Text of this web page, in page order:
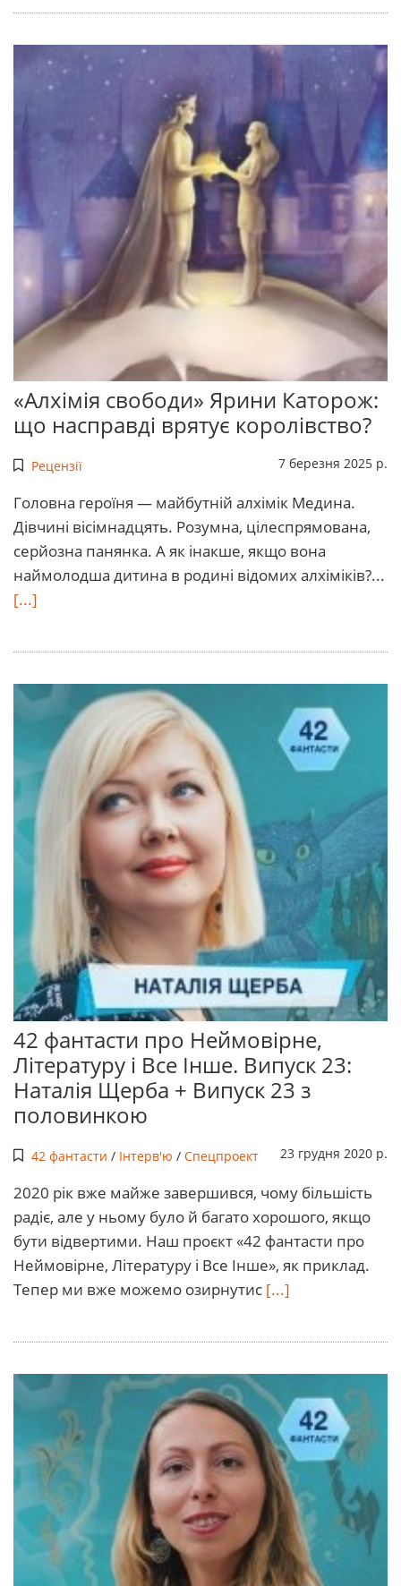
«Алхімія свободи» Ярини Каторож:
що насправді врятує королівство?
Рецензії 7 березня 2025 р.
Головна героїня — майбутній алхімік Медина.
Дівчині вісімнадцять. Розумна, цілеспрямована,
серйозна панянка. А як інакше, якщо вона
наймолодша дитина в родині відомих алхіміків?...
[...]
42 фантасти про Неймовірне,
Літературу і Все Інше. Випуск 23:
Наталія Щерба + Випуск 23 з
половинкою
42 фантасти / Інтерв'ю / Спецпроект 23 грудня 2020 р.
2020 рік вже майже завершився, чому більшість
радіє, але у ньому було й багато хорошого, якщо
бути відвертими. Наш проєкт «42 фантасти про
Неймовірне, Літературу і Все Інше», як приклад.
Тепер ми вже можемо озирнутис [...]